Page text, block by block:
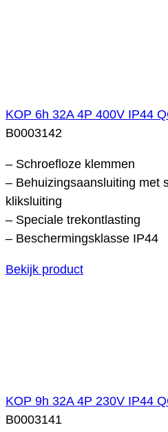
KOP 6h 32A 4P 400V IP44
B0003142
– Schroefloze klemmen
– Behuizingsaansluiting met
kliksluiting
– Speciale trekontlasting
– Beschermingsklasse IP44
Bekijk product
KOP 9h 32A 4P 230V IP44
B0003141